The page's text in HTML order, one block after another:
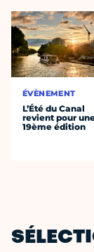
ÉVÈNEMENT
L’Été du Canal
revient pour
19ème édition